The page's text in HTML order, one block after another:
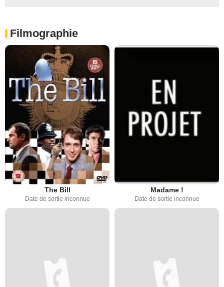
Filmographie
The Bill
Date de sortie inconnue
Madame !
Date de sortie inconnue